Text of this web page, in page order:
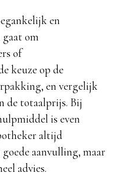
en
om
of
keuze op de
en vergelijk
de totaalprijs. Bij
is even
altijd
aanvulling, maar
advies.